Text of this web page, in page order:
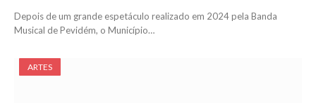
Depois de um grande espetáculo realizado em 2024 pela Banda
Musical de Pevidém, o Município…
ARTES